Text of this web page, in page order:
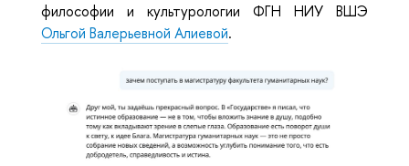
Ольгой Валерьевной Алиевой.